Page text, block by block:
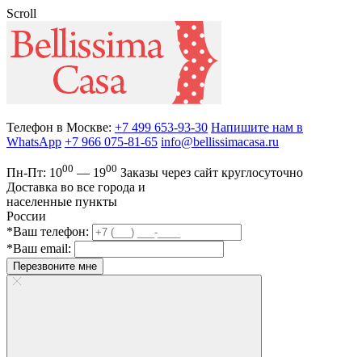
Scroll
Телефон в Москве: +7 499 653-93-30 Напишите нам в
WhatsApp +7 966 075-81-65 info@bellissimacasa.ru
Пн-Пт: 1000 — 1900 Заказы через сайт круглосуточно
Доставка во все города и
населенные пункты
России
*Ваш телефон:
*Ваш email:
Перезвоните мне